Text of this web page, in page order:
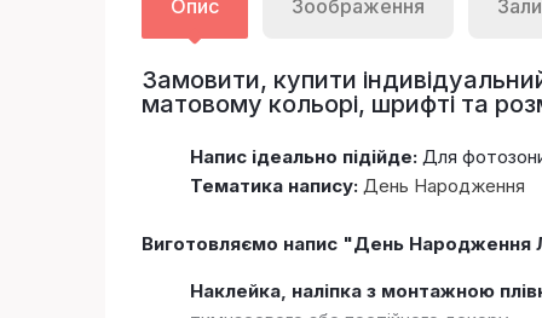
Опис Зоображення
Замовити, купити
матовому кольорі, шрифті та
Напис ідеально підійде: Для
Тематика напису: День Народження
Виготовляємо напис "День Народження
Наклейка, наліпка з монтажною